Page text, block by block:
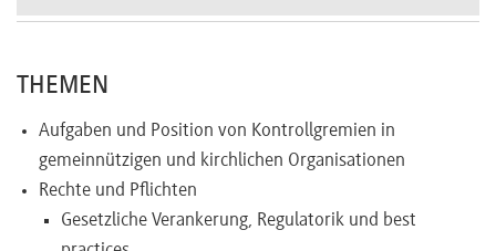
THEMEN
Aufgaben und Position von Kontrollgremien in
gemeinnützigen und kirchlichen Organisationen
Rechte und Pflichten
Gesetzliche Verankerung, Regulatorik und best